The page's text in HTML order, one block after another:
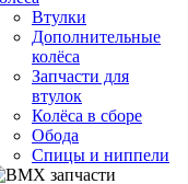
Втулки
Дополнительные
колёса
Запчасти для
втулок
Колёса в сборе
Обода
Спицы и ниппели